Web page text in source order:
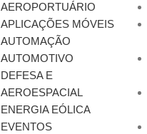
AEROPORTUÁRIO
APLICAÇÕES MÓVEIS
AUTOMAÇÃO
AUTOMOTIVO
DEFESA E
AEROESPACIAL
ENERGIA EÓLICA
EVENTOS